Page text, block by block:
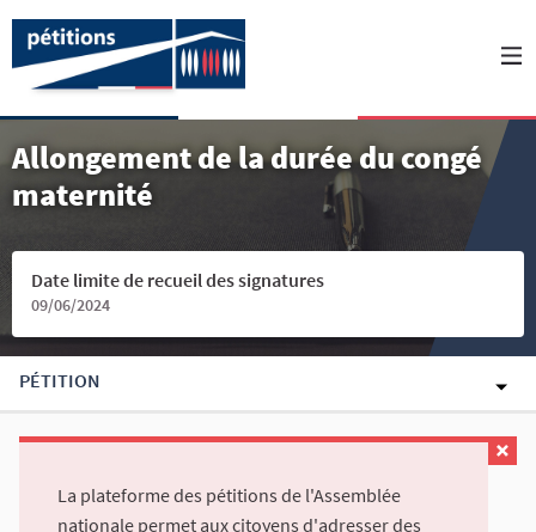
Allongement de la durée du congé
maternité
Date limite de recueil des signatures
09/06/2024
PÉTITION
La plateforme des pétitions de l'Assemblée
nationale permet aux citoyens d'adresser des